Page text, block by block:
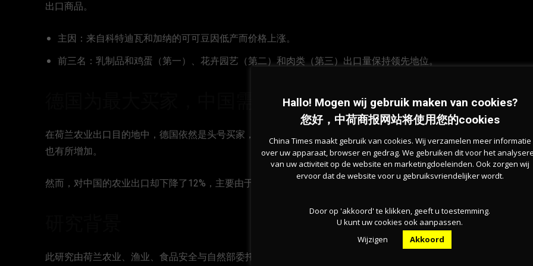
出口商品。
主因：来自科特迪瓦和加纳的可可豆因低产而价格上涨。
前三名：乳制品和鸡蛋（第一）、花卉园艺（第二）和肉类（第三）出口量保持领先地位。
德国为最大买家，中国需求下滑
在荷兰农业出口目的地中，德国依然是头号买家，占总出口的25%。此外，荷兰对比利时、法国和英国的出口
也有所增加。
然而，对中国的农业出口却下降了12%，主要由于中国市场对荷兰婴儿奶粉和猪肉需求减少。
此研究由荷兰农业、渔业、食品安全与自然部委托进行，显示出荷兰农业在全球市场中的强劲表现，同时也反
Hallo! Mogen wij gebruik maken van cookies?
您好，中荷商报网站将使用您的cookies
China Times maakt gebruik van cookies. Wij verzamelen meer informatie
over uw apparaat, browser en gedrag. We gebruiken dit voor het
van uw activiteit op de website en marketingdoeleinden. Ook zorgen wij
ervoor dat de website voor u gebruiksvriendelijker wordt.
Door op 'akkoord' te klikken, geeft u toestemming.
U kunt uw cookies ook aanpassen.
Wijzigen
Akkoord